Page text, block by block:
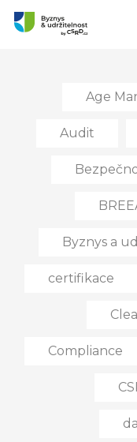
Age
Audit
Byznys a
certifikace
Compliance